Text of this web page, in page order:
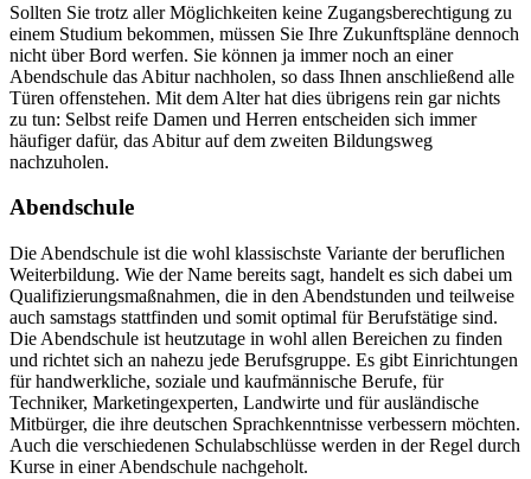
Sollten Sie trotz aller Möglichkeiten keine Zugangsberechtigung zu
einem Studium bekommen, müssen Sie Ihre Zukunftspläne dennoch
nicht über Bord werfen. Sie können ja immer noch an einer
Abendschule das Abitur nachholen, so dass Ihnen anschließend alle
Türen offenstehen. Mit dem Alter hat dies übrigens rein gar nichts
zu tun: Selbst reife Damen und Herren entscheiden sich immer
häufiger dafür, das Abitur auf dem zweiten Bildungsweg
nachzuholen.
Abendschule
Die Abendschule ist die wohl klassischste Variante der beruflichen
Weiterbildung. Wie der Name bereits sagt, handelt es sich dabei um
Qualifizierungsmaßnahmen, die in den Abendstunden und teilweise
auch samstags stattfinden und somit optimal für Berufstätige sind.
Die Abendschule ist heutzutage in wohl allen Bereichen zu finden
und richtet sich an nahezu jede Berufsgruppe. Es gibt Einrichtungen
für handwerkliche, soziale und kaufmännische Berufe, für
Techniker, Marketingexperten, Landwirte und für ausländische
Mitbürger, die ihre deutschen Sprachkenntnisse verbessern möchten.
Auch die verschiedenen Schulabschlüsse werden in der Regel durch
Kurse in einer Abendschule nachgeholt.